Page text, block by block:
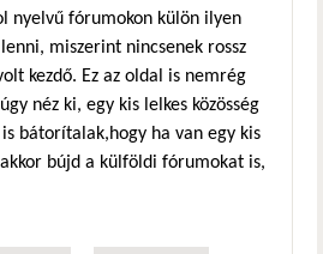
nyelvű fórumokon külön ilyen
miszerint nincsenek rossz
kezdő. Ez az oldal is nemrég
néz ki, egy kis lelkes közösség
bátorítalak,hogy ha van egy kis
bújd a külföldi fórumokat is,